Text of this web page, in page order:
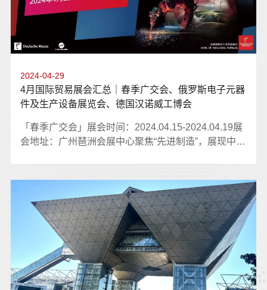
场的战略性突破，成功迈出布局俄罗斯市场的重要一
步。「德国慕尼黑光伏储能展览会」展会时间：2025
年5月展会地址：德国慕尼黑新国际展览中心在慕尼黑
光伏储能展上，针对户外与储能应用的高防护等级、
度认可。上半年外贸展不仅带来了直接的订单和客
户，更深远的意义在于为公司进行了一次全面的“战略
校准”，验证了发展方向、清晰了市场路径、提升了品
牌势能，为公司的可持续和高质量发展注入了强劲动
力！
2024-04-29
4月国际贸易展会汇总｜春季广交会、俄罗斯电子元器
件及生产设备展览会、德国汉诺威工博会
「春季广交会」展会时间：2024.04.15-2024.04.19展
会地址：广州琶洲会展中心聚焦“先进制造”，展现中国
波按钮制造有限公司携最新研发成果亮相展会，助力
制造业“高质量”发展。「俄罗斯电子元器件及生产设备
展览会」展会时间：2024.04.16-2024.04.18展会地
址：莫斯科克洛库斯国际会展中心俄罗斯国际电子元
器件暨设备展览会是俄罗斯和欧亚经济联盟(EAEU)地
区最大的国际电子展览会，通过此次展会，我们将更
加了解俄罗斯市场需求，为接下来的贸易战略打下基
础。「德国汉诺威工博会」展会时间：2024.04.22-